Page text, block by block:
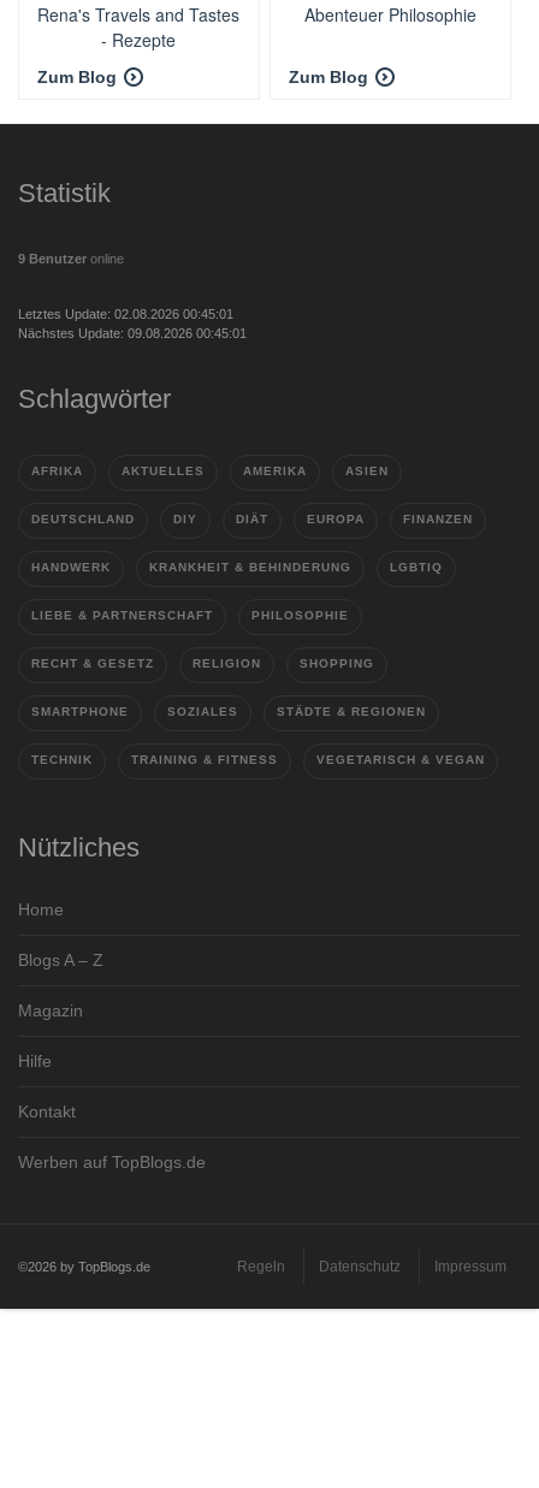
Rena's Travels and Tastes
- Rezepte
Zum Blog
Abenteuer Philosophie
Zum Blog
Statistik
9 Benutzer online
Letztes Update: 02.08.2026 00:45:01
Nächstes Update: 09.08.2026 00:45:01
Schlagwörter
AFRIKA AKTUELLES AMERIKA ASIEN
DEUTSCHLAND DIY DIÄT EUROPA FINANZEN
HANDWERK KRANKHEIT & BEHINDERUNG LGBTIQ
LIEBE & PARTNERSCHAFT PHILOSOPHIE
RECHT & GESETZ RELIGION SHOPPING
SMARTPHONE SOZIALES STÄDTE & REGIONEN
TECHNIK TRAINING & FITNESS VEGETARISCH & VEGAN
Nützliches
Home
Blogs A – Z
Magazin
Hilfe
Kontakt
Werben auf TopBlogs.de
©2026 by TopBlogs.de Regeln Datenschutz Impressum